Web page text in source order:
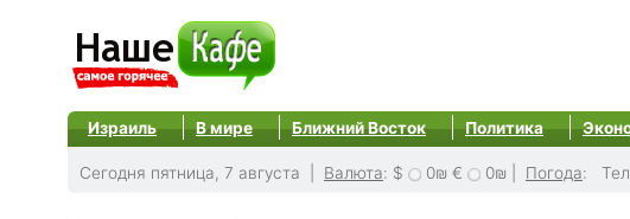
Израиль В мире Ближний Восток Политика
Сегодня пятница, 7 августа | Валюта: $ 0₪ € 0₪ Погода: